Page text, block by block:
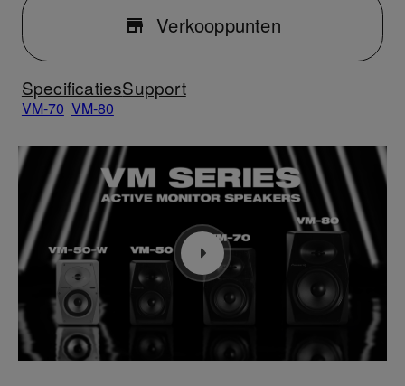
Verkooppunten
SpecificatiesSupport
VM-70 VM-80